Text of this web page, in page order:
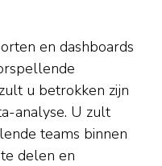
en dashboards
u betrokken zijn
analyse. U zult
teams binnen
delen en